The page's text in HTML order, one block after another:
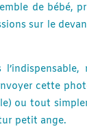
de bébé,
sur le
cette
ou tout
petit ange.